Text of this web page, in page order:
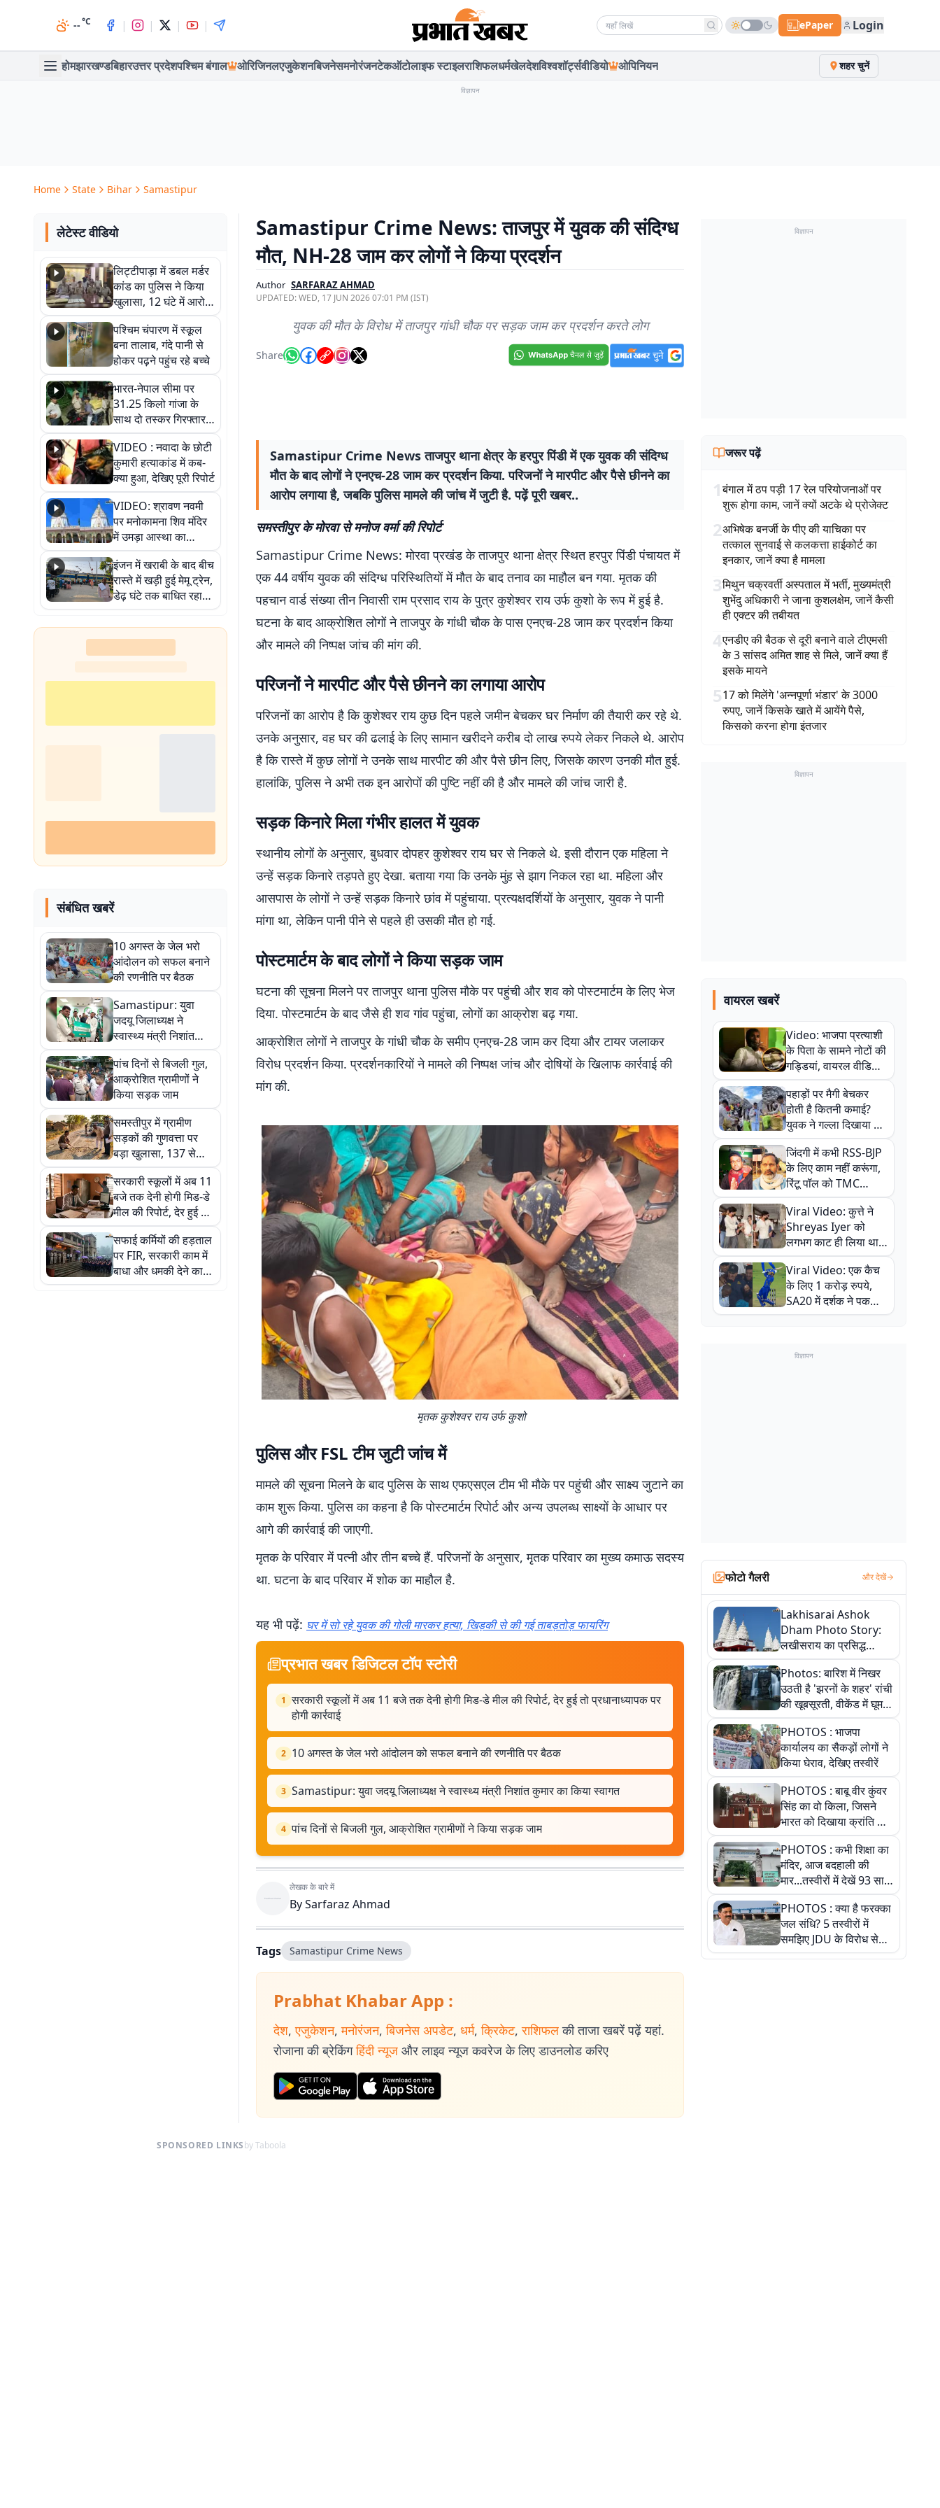
--°C | | | | Search news ePaper Login
होमझारखण्डबिहारउत्तर प्रदेशपश्चिम बंगाल ओरिजिनलएजुकेशनबिजनेसमनोरंजनटेकऑटोलाइफ स्टाइलराशिफलधर्मखेलदेशविश्वशॉर्ट्सवीडियो ओपिनियन शहर चुनें
विज्ञापन
Home State Bihar Samastipur
लेटेस्ट वीडियो
लिट्टीपाड़ा में डबल मर्डर
कांड का पुलिस ने किया
खुलासा, 12 घंटे में आरोपी
गिरफ्तार
पश्चिम चंपारण में स्कूल
बना तालाब, गंदे पानी से
होकर पढ़ने पहुंच रहे बच्चे
भारत-नेपाल सीमा पर
31.25 किलो गांजा के
साथ दो तस्कर गिरफ्तार,
नेपाली नंबर की बाइक
जब्त
VIDEO : नवादा के छोटी
कुमारी हत्याकांड में कब-
क्या हुआ, देखिए पूरी रिपोर्ट
VIDEO: श्रावण नवमी
पर मनोकामना शिव मंदिर
में उमड़ा आस्था का
सैलाब, हर-हर महादेव के
जयघोष से गूंजा परिसर
इंजन में खराबी के बाद बीच
रास्ते में खड़ी हुई मेमू ट्रेन,
डेढ़ घंटे तक बाधित रहा
आवागमन
संबंधित खबरें
10 अगस्त के जेल भरो
आंदोलन को सफल बनाने
की रणनीति पर बैठक
Samastipur: युवा
जदयू जिलाध्यक्ष ने
स्वास्थ्य मंत्री निशांत
कुमार का किया स्वागत
पांच दिनों से बिजली गुल,
आक्रोशित ग्रामीणों ने
किया सड़क जाम
समस्तीपुर में ग्रामीण
सड़कों की गुणवत्ता पर
बड़ा खुलासा, 137 से
अधिक सड़कें मानकविहीन
सरकारी स्कूलों में अब 11
बजे तक देनी होगी मिड-डे
मील की रिपोर्ट, देर हुई तो
प्रधानाध्यापक पर होगी
कार्रवाई
सफाई कर्मियों की हड़ताल
पर FIR, सरकारी काम में
बाधा और धमकी देने का
आरोप
Samastipur Crime News: ताजपुर में युवक की संदिग्ध
मौत, NH-28 जाम कर लोगों ने किया प्रदर्शन
Author SARFARAZ AHMAD
UPDATED:WED, 17 JUN 2026 07:01 PM (IST)
युवक की मौत के विरोध में ताजपुर गांधी चौक पर सड़क जाम कर प्रदर्शन करते लोग
Share
Samastipur Crime News ताजपुर थाना क्षेत्र के हरपुर पिंडी में एक युवक की संदिग्ध
मौत के बाद लोगों ने एनएच-28 जाम कर प्रदर्शन किया. परिजनों ने मारपीट और पैसे छीनने का
आरोप लगाया है, जबकि पुलिस मामले की जांच में जुटी है. पढ़ें पूरी खबर..
समस्तीपुर के मोरवा से मनोज वर्मा की रिपोर्ट
Samastipur Crime News: मोरवा प्रखंड के ताजपुर थाना क्षेत्र स्थित हरपुर पिंडी पंचायत में
एक 44 वर्षीय युवक की संदिग्ध परिस्थितियों में मौत के बाद तनाव का माहौल बन गया. मृतक की
पहचान वार्ड संख्या तीन निवासी राम प्रसाद राय के पुत्र कुशेश्वर राय उर्फ कुशो के रूप में हुई है.
घटना के बाद आक्रोशित लोगों ने ताजपुर के गांधी चौक के पास एनएच-28 जाम कर प्रदर्शन किया
और मामले की निष्पक्ष जांच की मांग की.
परिजनों ने मारपीट और पैसे छीनने का लगाया आरोप
परिजनों का आरोप है कि कुशेश्वर राय कुछ दिन पहले जमीन बेचकर घर निर्माण की तैयारी कर रहे थे.
उनके अनुसार, वह घर की ढलाई के लिए सामान खरीदने करीब दो लाख रुपये लेकर निकले थे. आरोप
है कि रास्ते में कुछ लोगों ने उनके साथ मारपीट की और पैसे छीन लिए, जिसके कारण उनकी मौत हुई.
हालांकि, पुलिस ने अभी तक इन आरोपों की पुष्टि नहीं की है और मामले की जांच जारी है.
सड़क किनारे मिला गंभीर हालत में युवक
स्थानीय लोगों के अनुसार, बुधवार दोपहर कुशेश्वर राय घर से निकले थे. इसी दौरान एक महिला ने
उन्हें सड़क किनारे तड़पते हुए देखा. बताया गया कि उनके मुंह से झाग निकल रहा था. महिला और
आसपास के लोगों ने उन्हें सड़क किनारे छांव में पहुंचाया. प्रत्यक्षदर्शियों के अनुसार, युवक ने पानी
मांगा था, लेकिन पानी पीने से पहले ही उसकी मौत हो गई.
पोस्टमार्टम के बाद लोगों ने किया सड़क जाम
घटना की सूचना मिलने पर ताजपुर थाना पुलिस मौके पर पहुंची और शव को पोस्टमार्टम के लिए भेज
दिया. पोस्टमार्टम के बाद जैसे ही शव गांव पहुंचा, लोगों का आक्रोश बढ़ गया.
आक्रोशित लोगों ने ताजपुर के गांधी चौक के समीप एनएच-28 जाम कर दिया और टायर जलाकर
विरोध प्रदर्शन किया. प्रदर्शनकारियों ने मामले की निष्पक्ष जांच और दोषियों के खिलाफ कार्रवाई की
मांग की.
मृतक कुशेश्वर राय उर्फ कुशो
पुलिस और FSL टीम जुटी जांच में
मामले की सूचना मिलने के बाद पुलिस के साथ एफएसएल टीम भी मौके पर पहुंची और साक्ष्य जुटाने का
काम शुरू किया. पुलिस का कहना है कि पोस्टमार्टम रिपोर्ट और अन्य उपलब्ध साक्ष्यों के आधार पर
आगे की कार्रवाई की जाएगी.
मृतक के परिवार में पत्नी और तीन बच्चे हैं. परिजनों के अनुसार, मृतक परिवार का मुख्य कमाऊ सदस्य
था. घटना के बाद परिवार में शोक का माहौल है.
यह भी पढ़ें: घर में सो रहे युवक की गोली मारकर हत्या, खिड़की से की गई ताबड़तोड़ फायरिंग
प्रभात खबर डिजिटल टॉप स्टोरी
1 सरकारी स्कूलों में अब 11 बजे तक देनी होगी मिड-डे मील की रिपोर्ट, देर हुई तो प्रधानाध्यापक पर
होगी कार्रवाई
2 10 अगस्त के जेल भरो आंदोलन को सफल बनाने की रणनीति पर बैठक
3 Samastipur: युवा जदयू जिलाध्यक्ष ने स्वास्थ्य मंत्री निशांत कुमार का किया स्वागत
4 पांच दिनों से बिजली गुल, आक्रोशित ग्रामीणों ने किया सड़क जाम
लेखक के बारे में
BySarfaraz Ahmad
Tags Samastipur Crime News
Prabhat Khabar App :
देश, एजुकेशन, मनोरंजन, बिजनेस अपडेट, धर्म, क्रिकेट, राशिफल की ताजा खबरें पढ़ें यहां.
रोजाना की ब्रेकिंग हिंदी न्यूज और लाइव न्यूज कवरेज के लिए डाउनलोड करिए
विज्ञापन
जरूर पढ़ें
1बंगाल में ठप पड़ी 17 रेल परियोजनाओं पर
शुरू होगा काम, जानें क्यों अटके थे प्रोजेक्ट
2अभिषेक बनर्जी के पीए की याचिका पर
तत्काल सुनवाई से कलकत्ता हाईकोर्ट का
इनकार, जानें क्या है मामला
3मिथुन चक्रवर्ती अस्पताल में भर्ती, मुख्यमंत्री
शुभेंदु अधिकारी ने जाना कुशलक्षेम, जानें कैसी
ही एक्टर की तबीयत
4एनडीए की बैठक से दूरी बनाने वाले टीएमसी
के 3 सांसद अमित शाह से मिले, जानें क्या हैं
इसके मायने
517 को मिलेंगे 'अन्नपूर्णा भंडार' के 3000
रुपए, जानें किसके खाते में आयेंगे पैसे,
किसको करना होगा इंतजार
विज्ञापन
वायरल खबरें
Video: भाजपा प्रत्याशी
के पिता के सामने नोटों की
गड्डियां, वायरल वीडियो
से राजनीति में उबाल,
अजित महतो बोले- TMC
की गंदी चाल
पहाड़ों पर मैगी बेचकर
होती है कितनी कमाई?
युवक ने गल्ला दिखाया तो
नौकरी वालों के खड़े हो गए
कान
जिंदगी में कभी RSS-BJP
के लिए काम नहीं करूंगा,
रिंटू पॉल को TMC
ऑफिस में ले जाकर पीटा,
Video वायरल
Viral Video: कुत्ते ने
Shreyas Iyer को
लगभग काट ही लिया था,
न्यूजीलैंड सीरीज से पहले
बाल-बाल बचे
Viral Video: एक कैच
के लिए 1 करोड़ रुपये,
SA20 में दर्शक ने पकड़ा
एक हाथ से गजब का कैच
विज्ञापन
फोटो गैलरी और देखें
Lakhisarai Ashok
Dham Photo Story:
लखीसराय का प्रसिद्ध
अशोक धाम—आस्था,
श्रृंगार, अनुष्ठान और
अलौकिक संध्या आरती के
विहंगम दृश्य
Photos: बारिश में निखर
उठती है 'झरनों के शहर' रांची
की खूबसूरती, वीकेंड में घूम
आएं ये 5 वादियां
PHOTOS : भाजपा
कार्यालय का सैकड़ों लोगों ने
किया घेराव, देखिए तस्वीरें
PHOTOS : बाबू वीर कुंवर
सिंह का वो किला, जिसने
भारत को दिखाया क्रांति का
रास्ता: तस्वीरों में देखिए
PHOTOS : कभी शिक्षा का
मंदिर, आज बदहाली की
मार...तस्वीरों में देखें 93 साल
पुराने इस हाई स्कूल की
हकीकत
PHOTOS : क्या है फरक्का
जल संधि? 5 तस्वीरों में
समझिए JDU के विरोध से
लेकर बिहार पर असर तक
SPONSORED LINKSby Taboola